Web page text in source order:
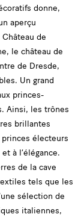
donne,
aperçu
de
le château de
de Dresde,
Un grand
princes-
Ainsi, les trônes
brillantes
électeurs
à l’élégance.
de la cave
tels que les
sélection de
italiennes,